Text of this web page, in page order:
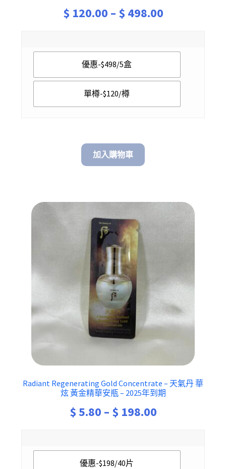
$ 120.00 – $ 498.00Price
$ 120.00
優惠-$498/5盒
單樽-$120/樽
加入購物車
Radiant Regenerating Gold Concentrate – 天氣丹 華
炫 黃金精華安瓶 – 2025年到期
$5.80 – $ 198.00Price
$ 5.80
優惠-$198/40片